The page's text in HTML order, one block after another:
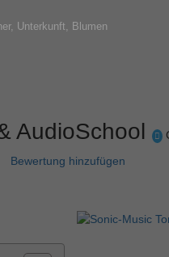
AudioSchool
Bewertung hinzufügen